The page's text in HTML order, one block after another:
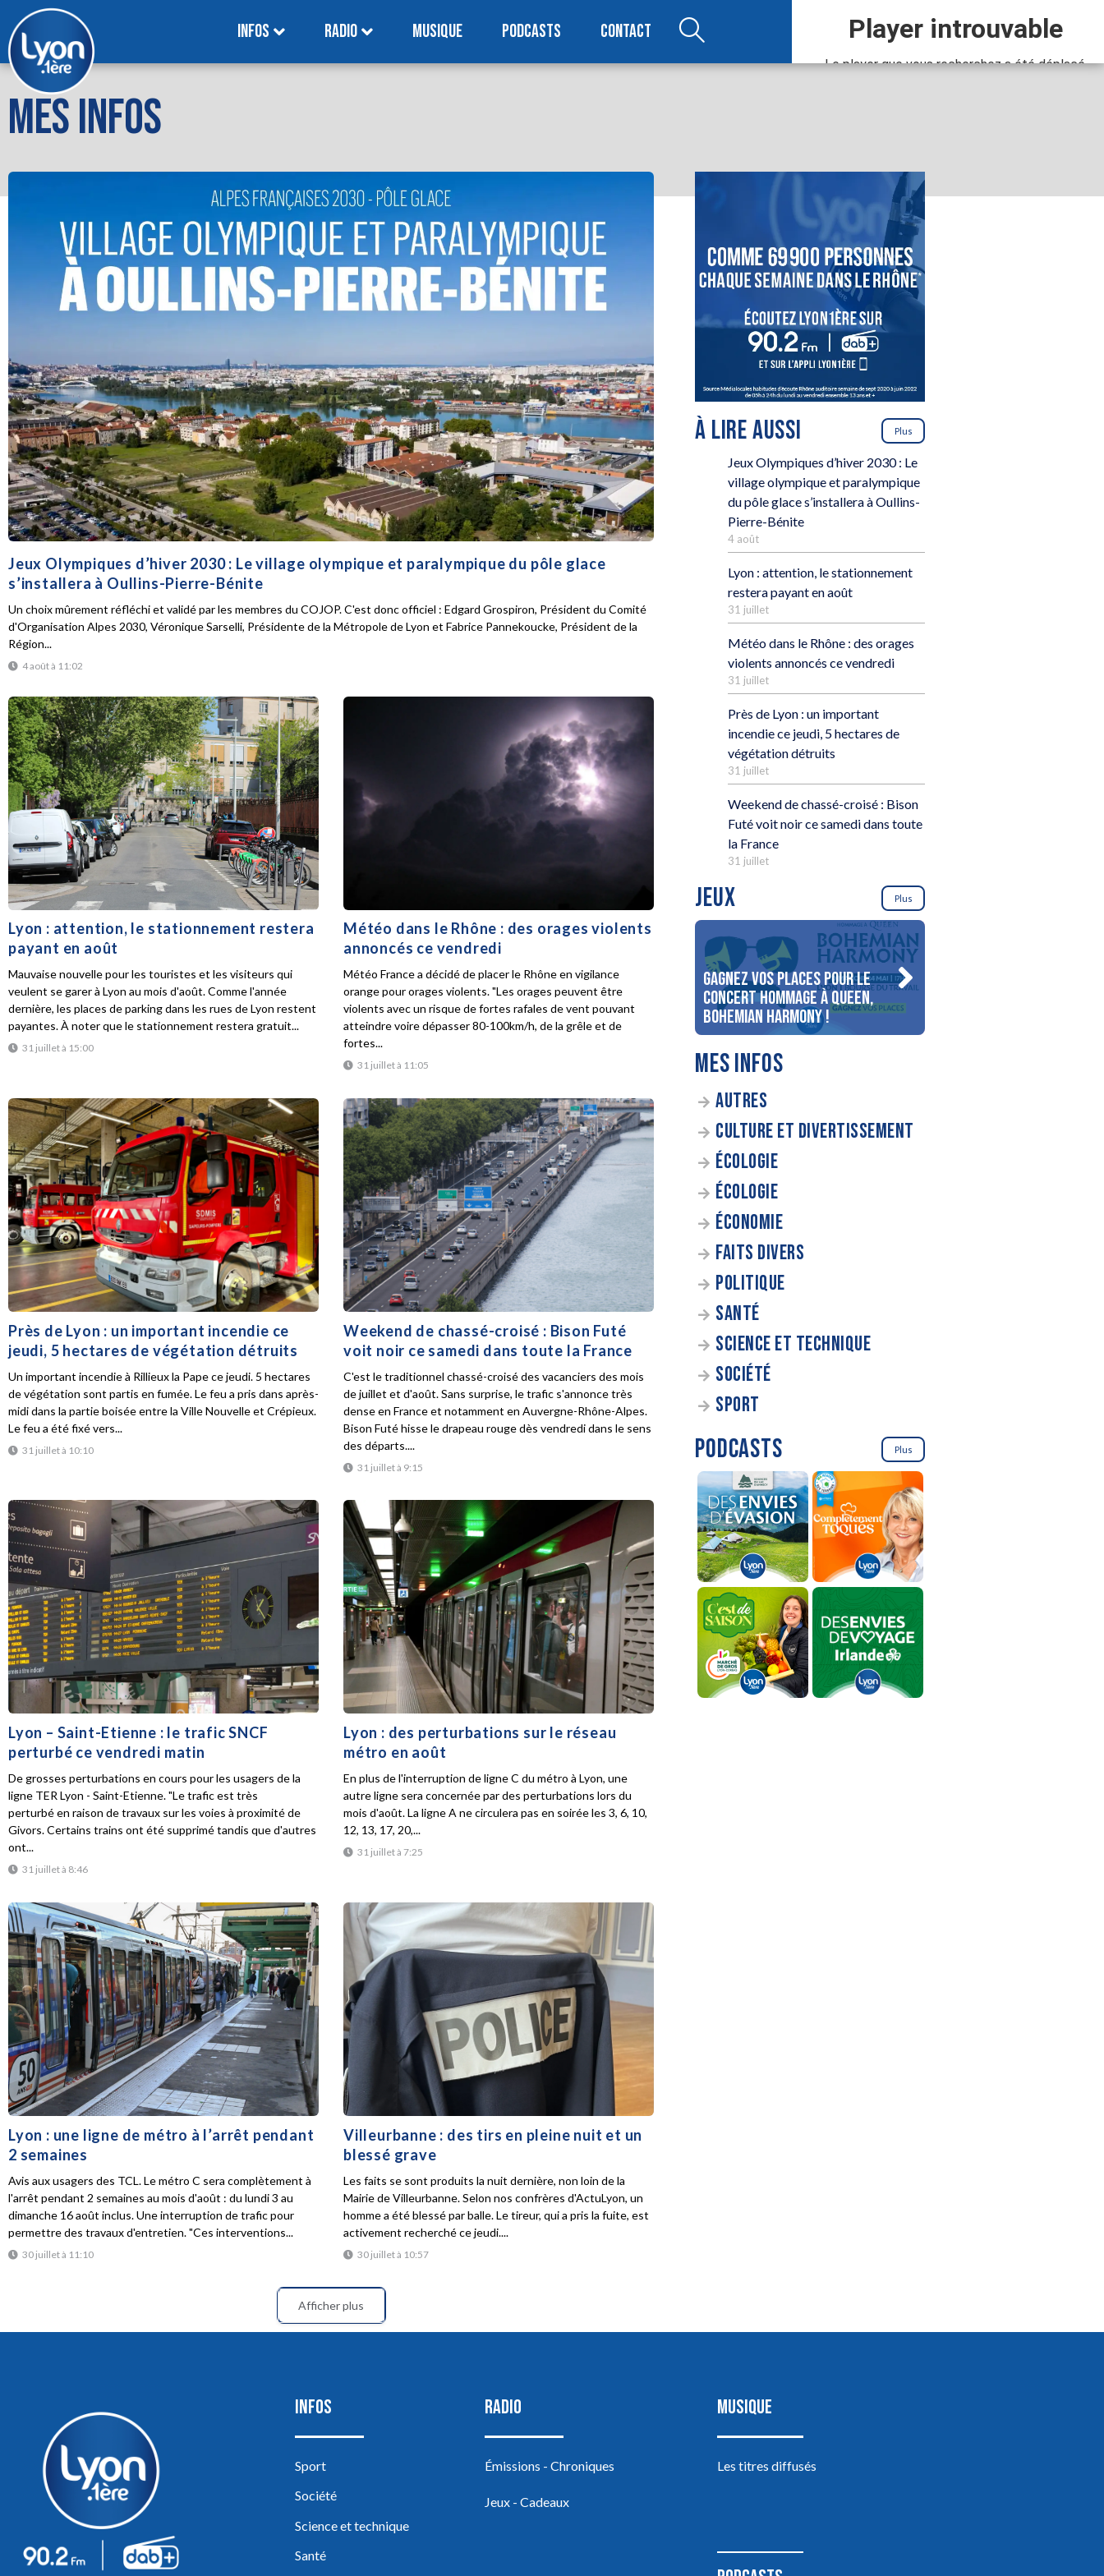
INFOS RADIO MUSIQUE PODCASTS CONTACT
MES INFOS
Jeux Olympiques d’hiver 2030 : Le village olympique et paralympique du pôle glace
s’installera à Oullins-Pierre-Bénite
4 août à 11:02
Un choix mûrement réfléchi et validé par les membres du COJOP. C'est donc officiel : Edgard Grospiron, Président du Comité
d'Organisation Alpes 2030, Véronique Sarselli, Présidente de la Métropole de Lyon et Fabrice Pannekoucke, Président de la
Région...
Lyon : attention, le stationnement restera
payant en août
31 juillet à 15:00
Mauvaise nouvelle pour les touristes et les visiteurs qui
veulent se garer à Lyon au mois d'août. Comme l'année
dernière, les places de parking dans les rues de Lyon restent
payantes. À noter que le stationnement restera gratuit...
Météo dans le Rhône : des orages violents
annoncés ce vendredi
31 juillet à 11:05
Météo France a décidé de placer le Rhône en vigilance
orange pour orages violents. "Les orages peuvent être
violents avec un risque de fortes rafales de vent pouvant
atteindre voire dépasser 80-100km/h, de la grêle et de
fortes...
Près de Lyon : un important incendie ce
jeudi, 5 hectares de végétation détruits
31 juillet à 10:10
Un important incendie à Rillieux la Pape ce jeudi. 5 hectares
de végétation sont partis en fumée. Le feu a pris dans après-
midi dans la partie boisée entre la Ville Nouvelle et Crépieux.
Le feu a été fixé vers...
Weekend de chassé-croisé : Bison Futé
voit noir ce samedi dans toute la France
31 juillet à 9:15
C'est le traditionnel chassé-croisé des vacanciers des mois
de juillet et d'août. Sans surprise, le trafic s'annonce très
dense en France et notamment en Auvergne-Rhône-Alpes.
Bison Futé hisse le drapeau rouge dès vendredi dans le sens
des départs....
Lyon – Saint-Etienne : le trafic SNCF
perturbé ce vendredi matin
31 juillet à 8:46
De grosses perturbations en cours pour les usagers de la
ligne TER Lyon - Saint-Etienne. "Le trafic est très
perturbé en raison de travaux sur les voies à proximité de
Givors. Certains trains ont été supprimé tandis que d'autres
ont...
Lyon : des perturbations sur le réseau
métro en août
31 juillet à 7:25
En plus de l'interruption de ligne C du métro à Lyon, une
autre ligne sera concernée par des perturbations lors du
mois d'août. La ligne A ne circulera pas en soirée les 3, 6, 10,
12, 13, 17, 20,...
Lyon : une ligne de métro à l’arrêt pendant
2 semaines
30 juillet à 11:10
Avis aux usagers des TCL. Le métro C sera complètement à
l'arrêt pendant 2 semaines au mois d'août : du lundi 3 au
dimanche 16 août inclus. Une interruption de trafic pour
permettre des travaux d'entretien. "Ces interventions...
Villeurbanne : des tirs en pleine nuit et un
blessé grave
30 juillet à 10:57
Les faits se sont produits la nuit dernière, non loin de la
Mairie de Villeurbanne. Selon nos confrères d'ActuLyon, un
homme a été blessé par balle. Le tireur, qui a pris la fuite, est
activement recherché ce jeudi....
Afficher plus
À LIRE AUSSI Plus
Jeux Olympiques d’hiver 2030 : Le
village olympique et paralympique
du pôle glace s’installera à Oullins-
Pierre-Bénite
4 août
Lyon : attention, le stationnement
restera payant en août
31 juillet
Météo dans le Rhône : des orages
violents annoncés ce vendredi
31 juillet
Près de Lyon : un important
incendie ce jeudi, 5 hectares de
végétation détruits
31 juillet
Weekend de chassé-croisé : Bison
Futé voit noir ce samedi dans toute
la France
31 juillet
JEUX Plus
Gagnez vos places pour le
concert Hommage à Queen,
Bohemian Harmony !
MES INFOS
AUTRES
CULTURE ET DIVERTISSEMENT
ÉCOLOGIE
ÉCOLOGIE
ÉCONOMIE
FAITS DIVERS
POLITIQUE
SANTÉ
SCIENCE ET TECHNIQUE
SOCIÉTÉ
SPORT
PODCASTS Plus
INFOS
Sport
Société
Science et technique
Santé
RADIO
Émissions - Chroniques
Jeux - Cadeaux
MUSIQUE
Les titres diffusés